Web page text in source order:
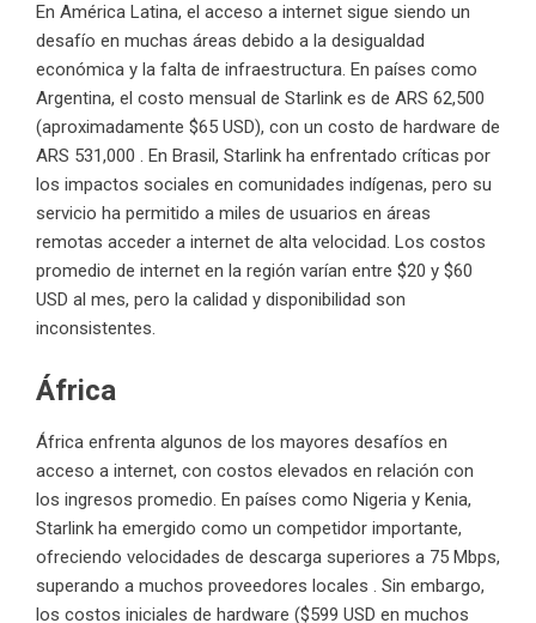
En América Latina, el acceso a internet sigue siendo un
desafío en muchas áreas debido a la desigualdad
económica y la falta de infraestructura. En países como
Argentina, el costo mensual de Starlink es de ARS 62,500
(aproximadamente $65 USD), con un costo de hardware de
ARS 531,000 . En Brasil, Starlink ha enfrentado críticas por
los impactos sociales en comunidades indígenas, pero su
servicio ha permitido a miles de usuarios en áreas
remotas acceder a internet de alta velocidad. Los costos
promedio de internet en la región varían entre $20 y $60
USD al mes, pero la calidad y disponibilidad son
inconsistentes.
África
África enfrenta algunos de los mayores desafíos en
acceso a internet, con costos elevados en relación con
los ingresos promedio. En países como Nigeria y Kenia,
Starlink ha emergido como un competidor importante,
ofreciendo velocidades de descarga superiores a 75 Mbps,
superando a muchos proveedores locales . Sin embargo,
los costos iniciales de hardware ($599 USD en muchos